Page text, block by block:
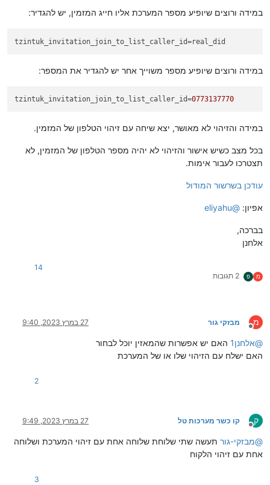
במידה ורוצים שיופיע מספר המערכת אליו חייג המזמין, יש להגדיר:
tzintuk_invitation_join_to_list_caller_id=real_did
במידה ורוצים שיופיע מספר משוייך אחר יש להגדיר את המספר:
tzintuk_invitation_join_to_list_caller_id=0773137770
במידה והזיהוי לא מאושר, יצא שיחה עם זיהוי הטלפון של המזמין.
בכל מצב כשיש אישור והזיהוי לא יהיה מספר הטלפון של המזמין, לא
תצטרכו לעבור אימות.
עודכן בשרשור המודול
אפיון: @
eliyahu
בברכה,
אלחנן
מ פ 2 תגובות
14
מ
מנותק
מבזקי גור 27 במרץ 2023, 9:40
@אלחנן1
האם יש אפשרות שהמאזין יוכל לבחור
האם ישלח עם הזיהוי שלו או של המערכת
2
ק
מנותק
קו כשר מערכות טל 27 במרץ 2023, 9:49
@מבזקי-גור תעשה שתי שלוחת שלוחה אחת עם זיהוי המערכת ושלוחה
אחת עם זיהוי הלקוח
3